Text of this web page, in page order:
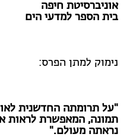
אוניברסיטת חיפה
בית הספר למדעי הים
נימוק למתן הפרס:
"על תרומתה החדשנית
תמונה, המאפשרת לראות
נראתה מעולם."